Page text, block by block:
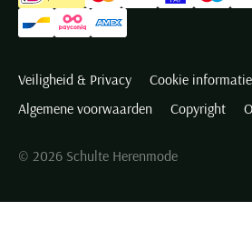
Veiligheid & Privacy Cookie informatie
Algemene voorwaarden
Copyright
© 2026 Schulte Herenmode